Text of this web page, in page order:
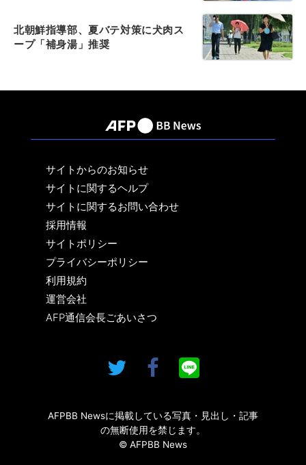
北朝鮮指導部、夏バテ対策に犬肉ス
ープ「補身湯」推奨
サイトからのお知らせ
サイトに関するヘルプ
サイトに関するお問い合わせ
採用情報
サイトポリシー
プライバシーポリシー
利用規約
運営会社
AFP通信会長ごあいさつ
AFPBB Newsに掲載している写真・見出し・記事
の無断使用を禁じます。
© AFPBB News